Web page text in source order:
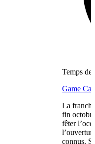
Temps de
Game
La
fin
fêter
connus.